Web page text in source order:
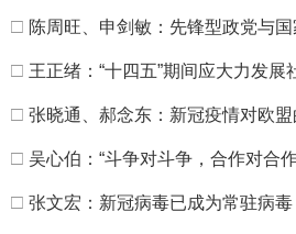
□ 陈周旺、申剑敏：先锋型政党与
□ 王正绪：“十四五”期间应大力发
□ 张晓通、郝念东：新冠疫情对欧
□ 吴心伯：“斗争对斗争，合作对合
□ 张文宏：新冠病毒已成为常驻病毒